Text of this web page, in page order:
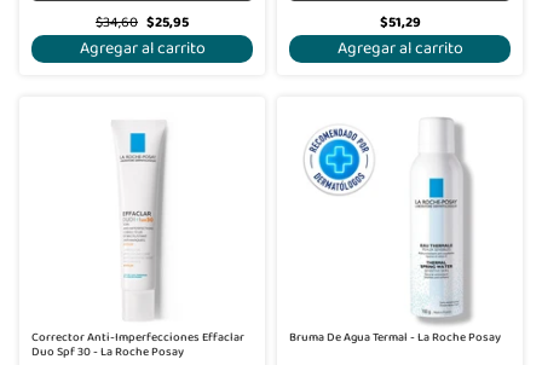
$34,60 $25,95
Agregar al carrito
$51,29
Agregar al carrito
Corrector Anti-Imperfecciones Effaclar
Duo Spf 30 - La Roche Posay
Bruma De Agua Termal - La Roche Posay